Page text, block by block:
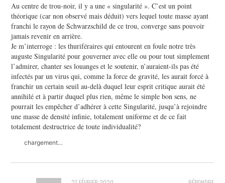
Au centre de trou-noir, il y a une « singularité ». C’est un point
théorique (car non observé mais déduit) vers lequel toute masse ayant
franchi le rayon de Schwarzschild de ce trou, converge sans pouvoir
jamais revenir en arrière.
Je m’interroge : les thuriféraires qui entourent en foule notre très
auguste Singularité pour gouverner avec elle ou pour tout simplement
l’admirer, chanter ses louanges et le soutenir, n’auraient-ils pas été
infectés par un virus qui, comme la force de gravité, les aurait forcé à
franchir un certain seuil au-delà duquel leur esprit critique aurait été
annihilé et à partir duquel plus rien, même le simple bon sens, ne
pourrait les empêcher d’adhérer à cette Singularité, jusqu’à rejoindre
une masse de densité infinie, totalement uniforme et de ce fait
totalement destructrice de toute individualité?
chargement…